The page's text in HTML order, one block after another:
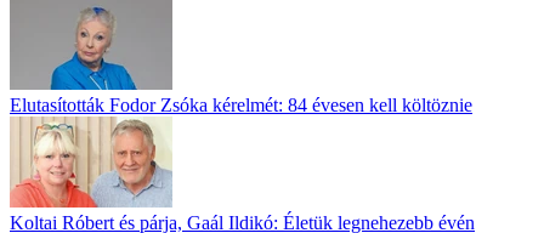
Elutasították Fodor Zsóka kérelmét: 84 évesen kell költöznie
Koltai Róbert és párja, Gaál Ildikó: Életük legnehezebb évén